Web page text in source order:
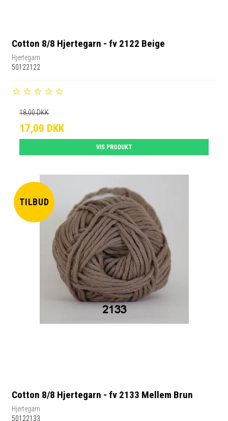
Cotton 8/8 Hjertegarn - fv 2122 Beige
Hjertegarn
50122122
18,00 DKK
17,00 DKK
VIS PRODUKT
TILBUD
Cotton 8/8 Hjertegarn - fv 2133 Mellem Brun
Hjertegarn
50122133